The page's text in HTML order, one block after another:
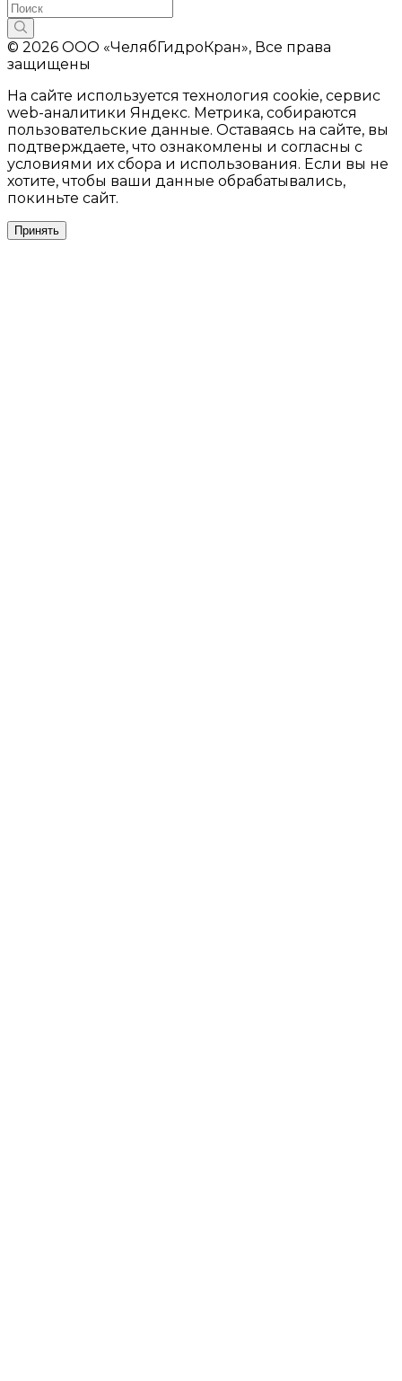
© 2026 ООО «ЧелябГидроКран», Все права
защищены
На сайте используется технология cookie, сервис
web-аналитики Яндекс. Метрика, собираются
пользовательские данные. Оставаясь на сайте, вы
подтверждаете, что ознакомлены и согласны с
условиями их сбора и использования. Если вы не
хотите, чтобы ваши данные обрабатывались,
покиньте сайт.
Принять